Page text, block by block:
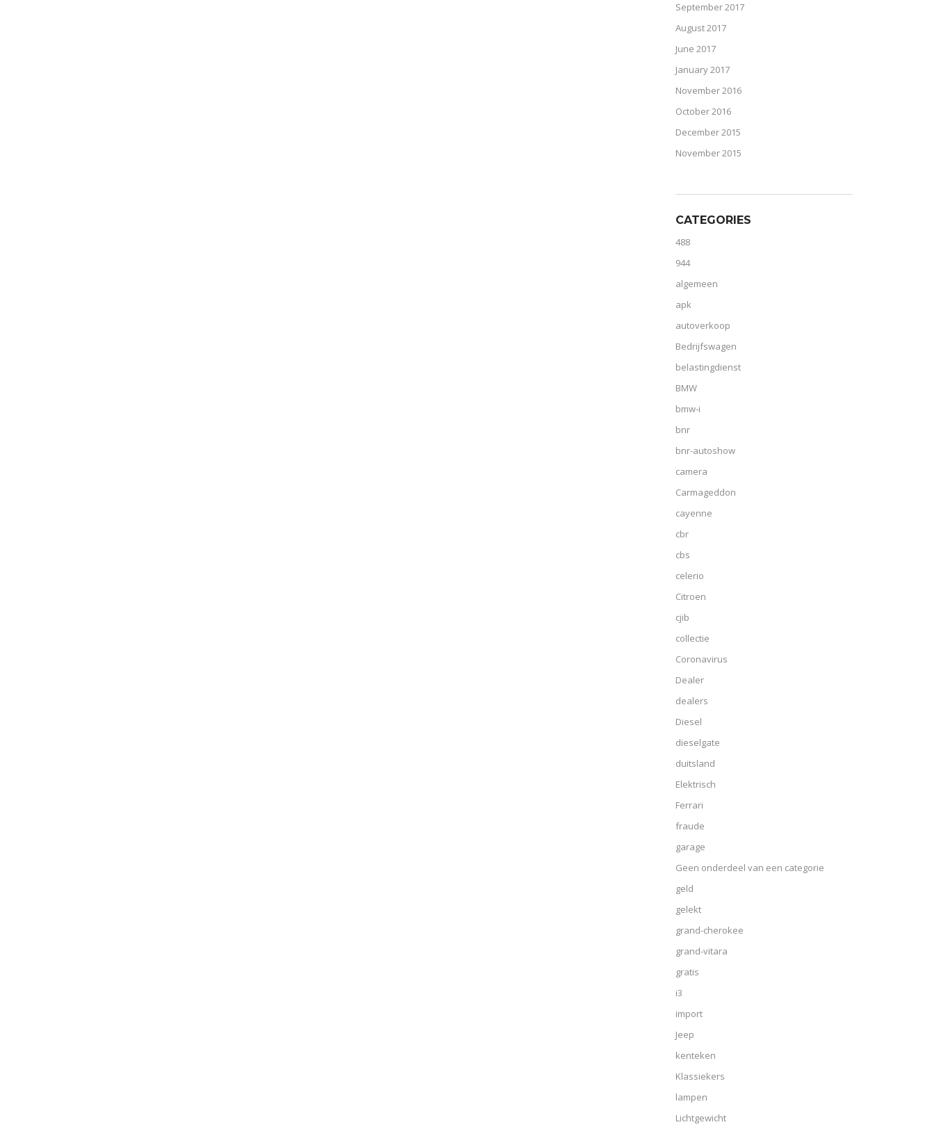
September 2017
August 2017
June 2017
January 2017
November 2016
October 2016
December 2015
November 2015
CATEGORIES
488
944
algemeen
apk
autoverkoop
Bedrijfswagen
belastingdienst
BMW
bmw-i
bnr
bnr-autoshow
camera
Carmageddon
cayenne
cbr
cbs
celerio
Citroen
cjib
collectie
Coronavirus
Dealer
dealers
Diesel
dieselgate
duitsland
Elektrisch
Ferrari
fraude
garage
Geen onderdeel van een categorie
geld
gelekt
grand-cherokee
grand-vitara
gratis
i3
import
Jeep
kenteken
Klassiekers
lampen
Lichtgewicht